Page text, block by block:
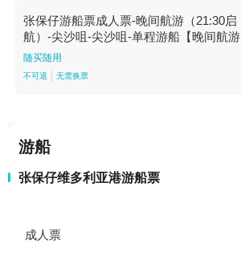
张保仔游船票成人票-晚间航游（21:30启
航）-尖沙咀-尖沙咀-单程游船【晚间航游
（21:30启航） 单程游船 尖沙咀-尖沙咀】
随买随用
不可退 无需换票
游船
张保仔维多利亚港游船票
成人票